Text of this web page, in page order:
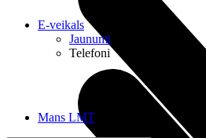
E-veikals
Jaunumi
Telefoni
Mans LMT